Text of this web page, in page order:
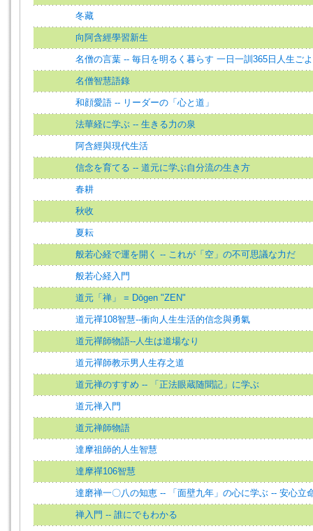
冬藏
向阿含經學習新生
名僧の言葉 -- 毎日を明るく暮らす 一日一訓365日人生ご
名僧智慧語錄
和顔愛語 -- リーダーの「心と道」
法華経に学ぶ -- 生きる力の泉
阿含經與現代生活
信念を育てる -- 道元に学ぶ自分流の生き方
春耕
秋收
夏耘
般若心経で運を開く -- これが「空」の不可思議な力だ
般若心経入門
道元「禅」 = Dōgen "ZEN"
道元禪108智慧--衝向人生生活的信念與勇氣
道元禪師物語--人生は道場なり
道元禪師教示男人生存之道
道元禅のすすめ -- 「正法眼蔵随聞記」に学ぶ
道元禅入門
道元禅師物語
達摩祖師的人生智慧
達摩禪106智慧
達磨禅一〇八の知恵 -- 「面壁九年」の心に学ぶ -- 安心立
禅入門 -- 誰にでもわかる